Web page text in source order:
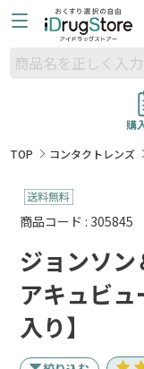
購
TOP
コンタクトレンズ
商品コード : 305845
ジョンソ
アキュビ
入り】